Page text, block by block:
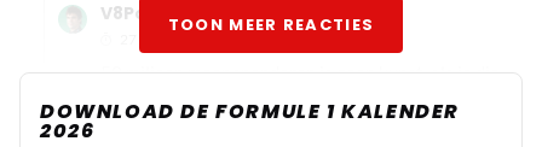
V8Power-R730
50 miljoen meer spenderen is geen kunst, als je die
okkies op een plankie hebt liggen, heb je dat niet dan
TOON MEER REACTIES
DOWNLOAD DE FORMULE 1 KALENDER
2026